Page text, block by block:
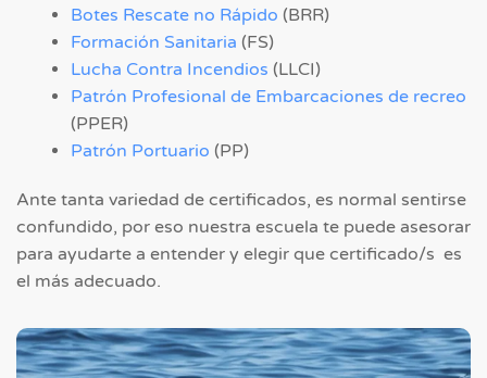
Botes Rescate no Rápido (BRR)
Formación Sanitaria (FS)
Lucha Contra Incendios (LLCI)
Patrón Profesional de Embarcaciones de recreo
(PPER)
Patrón Portuario (PP)
Ante tanta variedad de certificados, es normal sentirse
confundido, por eso nuestra escuela te puede asesorar
para ayudarte a entender y elegir que certificado/s es
el más adecuado.